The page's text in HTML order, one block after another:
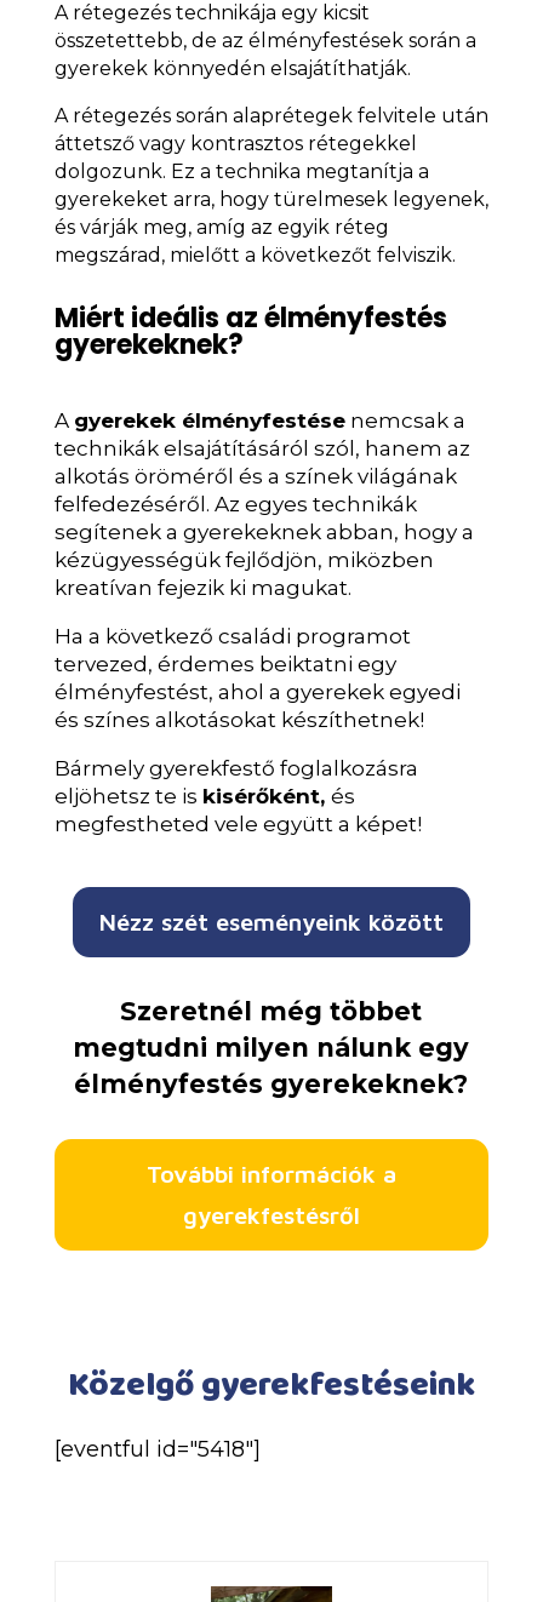
A rétegezés technikája egy kicsit
összetettebb, de az élményfestések során a
gyerekek könnyedén elsajátíthatják.
A rétegezés során alaprétegek felvitele után
áttetsző vagy kontrasztos rétegekkel
dolgozunk. Ez a technika megtanítja a
gyerekeket arra, hogy türelmesek legyenek,
és várják meg, amíg az egyik réteg
megszárad, mielőtt a következőt felviszik.
Miért ideális az élményfestés
gyerekeknek?
A gyerekek élményfestésenemcsak a
technikák elsajátításáról szól, hanem az
alkotás öröméről és a színek világának
felfedezéséről. Az egyes technikák
segítenek a gyerekeknek abban, hogy a
kézügyességük fejlődjön, miközben
kreatívan fejezik ki magukat.
Ha a következő családi programot
tervezed, érdemes beiktatni egy
élményfestést, ahol a gyerekek egyedi
és színes alkotásokat készíthetnek!
Bármely gyerekfestő foglalkozásra
eljöhetsz te is kisérőként, és
megfestheted vele együtt a képet!
Nézz szét eseményeink között
Szeretnél még többet
megtudni milyen nálunk egy
élményfestés gyerekeknek?
További információk a
gyerekfestésről
Közelgő gyerekfestéseink
[eventful id="5418"]